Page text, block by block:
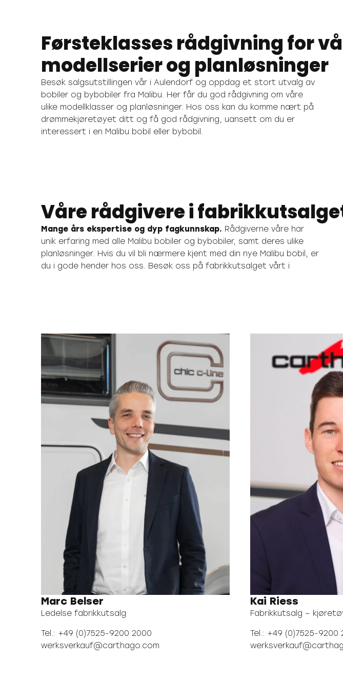
Førsteklasses rådgivning for
modellserier og planløsninger
Besøk salgsutstillingen vår i Aulendorf og oppdag et stort utvalg av
bobiler og bybobiler fra Malibu. Her får du god rådgivning om våre
ulike modellklasser og planløsninger. Hos oss kan du komme nært på
drømmekjøretøyet ditt og få god rådgivning, uansett om du er
interessert i en Malibu bobil eller bybobil.
Våre rådgivere i
Mange års ekspertise og dyp fagkunnskap. Rådgiverne våre har
unik erfaring med alle Malibu bobiler og bybobiler, samt deres ulike
planløsninger. Hvis du vil bli nærmere kjent med din nye Malibu bobil, er
du i gode hender hos oss. Besøk oss på fabrikkutsalget vårt i
Aulendorf – vi ser frem til å hilse deg velkommen. Du kan enkelt avtale
en time på forhånd, så kan vi sette av nok tid til deg og reservere
Marc Belser
Ledelse fabrikkutsalg
Tel.: +49 (0)7525-9200 2000
werksverkauf@carthago.com
Kai Riess
Fabrikkutsalg –
Tel.: +49 (0)7525-9200